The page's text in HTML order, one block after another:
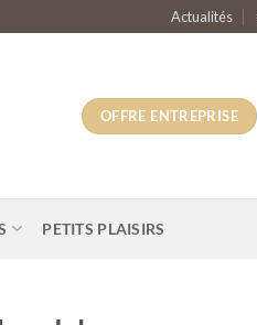
Actualités
OFFRE ENTREPRISE
PETITS PLAISIRS